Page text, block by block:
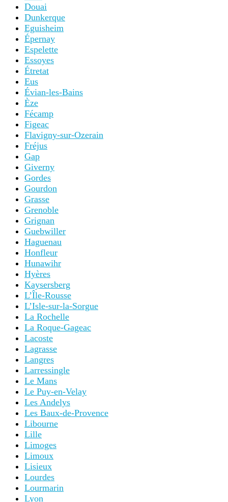
Douai
Dunkerque
Eguisheim
Épernay
Espelette
Essoyes
Étretat
Eus
Évian-les-Bains
Èze
Fécamp
Figeac
Flavigny-sur-Ozerain
Fréjus
Gap
Giverny
Gordes
Gourdon
Grasse
Grenoble
Grignan
Guebwiller
Haguenau
Honfleur
Hunawihr
Hyères
Kaysersberg
L’Île-Rousse
L’Isle-sur-la-Sorgue
La Rochelle
La Roque-Gageac
Lacoste
Lagrasse
Langres
Larressingle
Le Mans
Le Puy-en-Velay
Les Andelys
Les Baux-de-Provence
Libourne
Lille
Limoges
Limoux
Lisieux
Lourdes
Lourmarin
Lyon